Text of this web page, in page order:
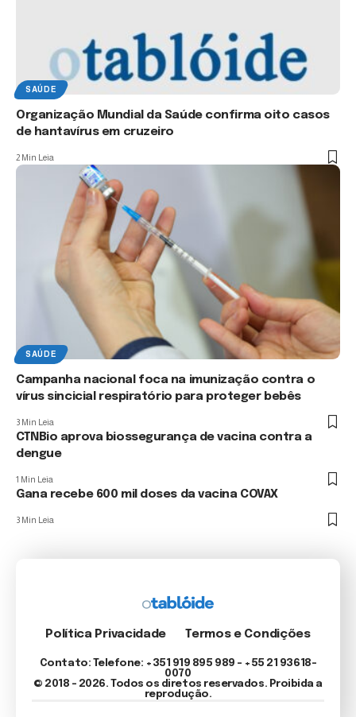
SAÚDE
Organização Mundial da Saúde confirma oito casos
de hantavírus em cruzeiro
2 Min Leia
SAÚDE
Campanha nacional foca na imunização contra o
vírus sincicial respiratório para proteger bebês
3 Min Leia
CTNBio aprova biossegurança de vacina contra a
dengue
1 Min Leia
Gana recebe 600 mil doses da vacina COVAX
3 Min Leia
Política Privacidade Termos e Condições
Contato: Telefone: +351 919 895 989 – +55 21 93618-
0070
© 2018 - 2026. Todos os diretos reservados. Proibida a
reprodução.